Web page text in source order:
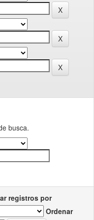
busca.
registros por
Ordenar